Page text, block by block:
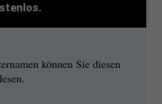
können Sie diesen